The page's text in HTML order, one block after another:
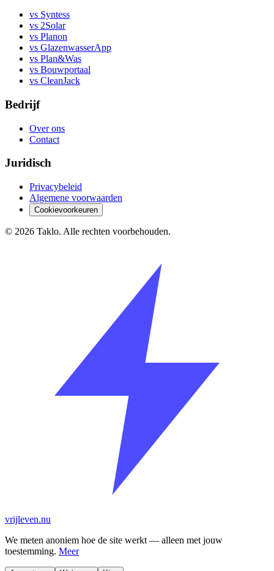
vs Syntess
vs 2Solar
vs Planon
vs GlazenwasserApp
vs Plan&Was
vs Bouwportaal
vs CleanJack
Bedrijf
Over ons
Contact
Juridisch
Privacybeleid
Algemene voorwaarden
Cookievoorkeuren
© 2026 Taklo. Alle rechten voorbehouden.
vrijleven.nu
We meten anoniem hoe de site werkt — alleen met jouw
toestemming. Meer